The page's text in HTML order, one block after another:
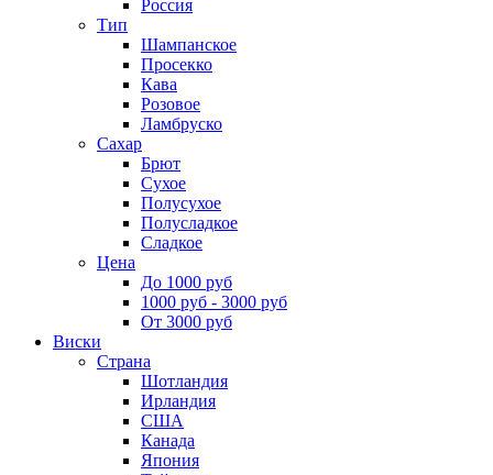
Россия
Тип
Шампанское
Просекко
Кава
Розовое
Ламбруско
Сахар
Брют
Сухое
Полусухое
Полусладкое
Сладкое
Цена
До 1000 руб
1000 руб - 3000 руб
От 3000 руб
Виски
Страна
Шотландия
Ирландия
США
Канада
Япония